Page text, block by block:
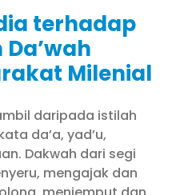
terhadap
Milenial
daripada istilah
da’a, yad’u,
Dakwah dari segi
mengajak dan